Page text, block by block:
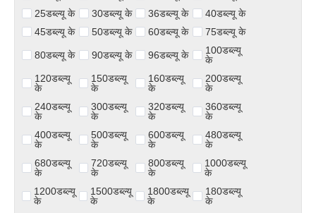
25डब्ल्यू के
30डब्ल्यू के 36डब्ल्यू के
40डब्ल्यू के
45डब्ल्यू के
50डब्ल्यू के 60डब्ल्यू के 75डब्ल्यू के
80डब्ल्यू के 90डब्ल्यू के 96डब्ल्यू के
100डब्ल्यू
के
120डब्ल्यू
के
150डब्ल्यू
के
160डब्ल्यू
के
200डब्ल्यू
के
240डब्ल्यू
के
300डब्ल्यू
के
320डब्ल्यू
के
360डब्ल्यू
के
400डब्ल्यू
के
500डब्ल्यू
के
600डब्ल्यू
के
480डब्ल्यू
के
680डब्ल्यू
के
720डब्ल्यू
के
800डब्ल्यू
के
1000डब्ल्यू
के
1200डब्ल्यू
के
1500डब्ल्यू
के
1800डब्ल्यू
के
180डब्ल्यू
के